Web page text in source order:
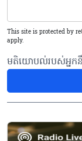
This site is protected by
apply.
មតិយោបល់របស់អ្នកនឹ